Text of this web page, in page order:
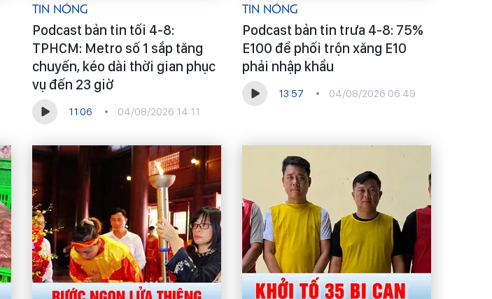
Tin Nóng
Podcast bản tin tối 4-8:
TPHCM: Metro số 1 sắp tăng
chuyến, kéo dài thời gian phục
vụ đến 23 giờ
11:06 04/08/2026 14:11
Tin Nóng
Podcast bản tin trưa 4-8: 75%
E100 để phối trộn xăng E10
phải nhập khẩu
13:57 04/08/2026 06:49